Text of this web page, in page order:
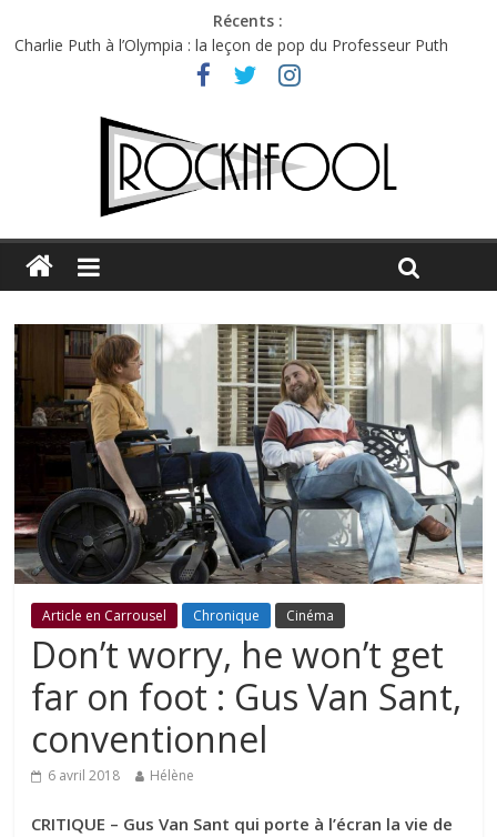
Récents :
Charlie Puth à l’Olympia : la leçon de pop du Professeur Puth
Jon Spencer & the HITmakers : coup de chaud au café Atlantik
Hellfest 2026 vendredi : température et émotions en hausse
Hellfest 2026 jeudi : impossible de choisir entre chaleur et bonne
Première édition du Midgard Festival : entre bière, métal et
Article en Carrousel Chronique Cinéma
Don’t worry, he won’t get
far on foot : Gus Van Sant,
conventionnel
6 avril 2018 Hélène
CRITIQUE – Gus Van Sant qui porte à l’écran la vie de